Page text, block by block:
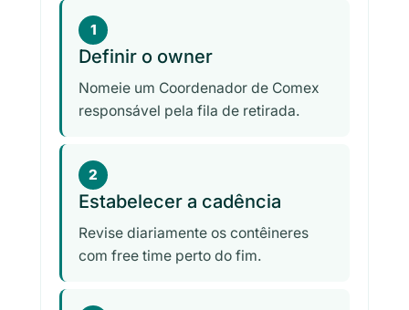
1
Definir o owner
Nomeie um Coordenador de Comex
responsável pela fila de retirada.
2
Estabelecer a cadência
Revise diariamente os contêineres
com free time perto do fim.